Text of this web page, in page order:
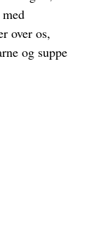
over os,
og suppe